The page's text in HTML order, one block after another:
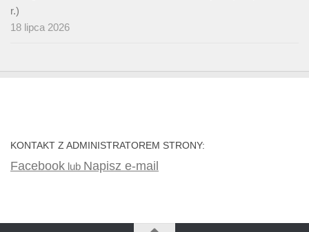
r.)
18 lipca 2026
KONTAKT Z ADMINISTRATOREM STRONY:
Facebook lub Napisz e-mail